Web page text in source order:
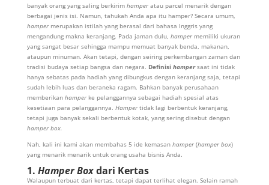
banyak orang yang saling berkirim hamperatau parcel menarik dengan
berbagai jenis isi. Namun, tahukah Anda apa itu hamper? Secara umum,
hampermerupakan istilah yang berasal dari bahasa Inggris yang
mengandung makna keranjang. Pada jaman dulu, hampermemiliki ukuran
yang sangat besar sehingga mampu memuat banyak benda, makanan,
ataupun minuman. Akan tetapi, dengan seiring perkembangan zaman dan
tradisi budaya setiap bangsa dan negara. Definisi hampersaat ini tidak
hanya sebatas pada hadiah yang dibungkus dengan keranjang saja, tetapi
sudah lebih luas dan beraneka ragam. Bahkan banyak perusahaan
memberikan hamperke pelanggannya sebagai hadiah spesial atas
kesetiaan para pelanggannya. Hampertidak lagi berbentuk keranjang,
tetapi juga banyak sekali berbentuk kotak, yang sering disebut dengan
hamper box.
Nah, kali ini kami akan membahas 5 ide kemasan hamper(hamper box)
yang menarik menarik untuk orang usaha bisnis Anda.
1. Hamper Boxdari Kertas
Walaupun terbuat dari kertas, tetapi dapat terlihat elegan. Selain ramah